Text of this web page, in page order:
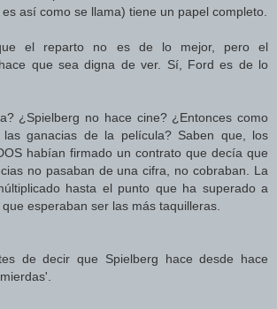
así como se llama) tiene un papel completo.
el reparto no es de lo mejor, pero el
que sea digna de ver. Sí, Ford es de lo
¿Spielberg no hace cine? ¿Entonces como
las ganacias de la película? Saben que, los
habían firmado un contrato que decía que
no pasaban de una cifra, no cobraban. La
hasta el punto que ha superado a
esperaban ser las más taquilleras.
de decir que Spielberg hace desde hace